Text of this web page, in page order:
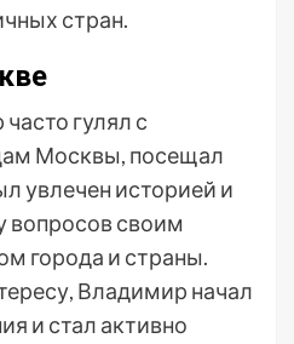
стран.
гулял с
Москвы, посещал
увлечен историей и
вопросов своим
города и страны.
Владимир начал
и стал активно